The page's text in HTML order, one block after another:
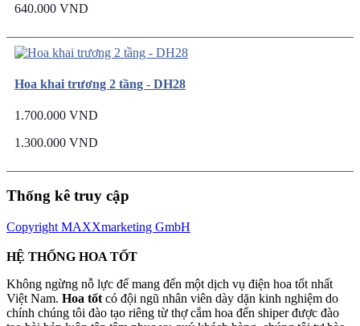
640.000 VND
Hoa khai trương 2 tầng - DH28
1.700.000 VND
1.300.000 VND
Thống kê truy cập
Copyright MAXXmarketing GmbH
HỆ THỐNG HOA TỐT
Không ngừng nỗ lực để mang đến một dịch vụ điện hoa tốt nhất
Việt Nam. Hoa tốt có đội ngũ nhân viên dày dặn kinh nghiệm do
chính chúng tôi đào tạo riêng từ thợ cắm hoa đến shiper được đào